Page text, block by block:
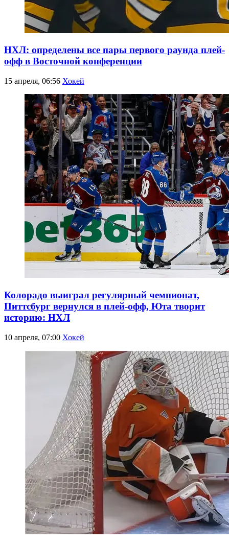
НХЛ: определены все пары первого раунда плей-
офф в Восточной конференции
15 апреля, 06:56 Хокей
Колорадо выиграл регулярный чемпионат,
Питтсбург вернулся в плей-офф, Юта творит
историю: НХЛ
10 апреля, 07:00 Хокей